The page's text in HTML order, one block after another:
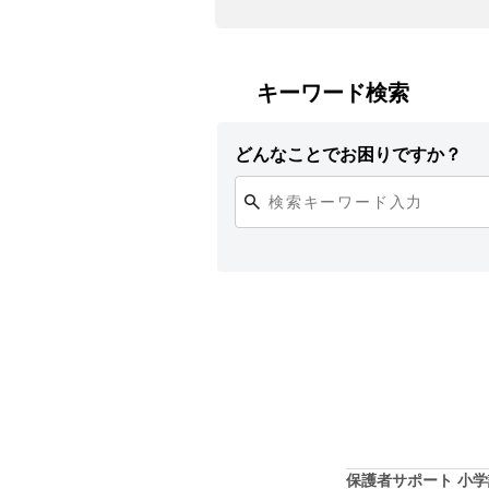
キーワード検索
どんなことでお困りですか？
保護者サポート 小